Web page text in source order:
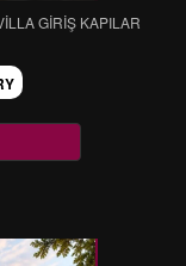
GİRİŞ KAPILAR